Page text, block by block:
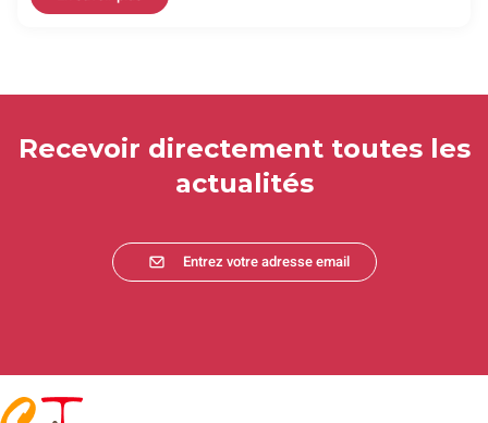
Recevoir directement toutes les
actualités
Entrez votre adresse email